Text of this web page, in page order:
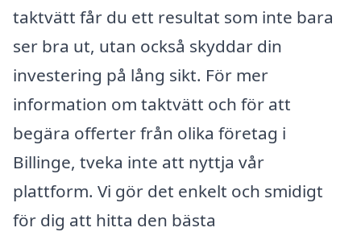
taktvätt får du ett resultat som inte bara
ser bra ut, utan också skyddar din
investering på lång sikt. För mer
information om taktvätt och för att
begära offerter från olika företag i
Billinge, tveka inte att nyttja vår
plattform. Vi gör det enkelt och smidigt
för dig att hitta den bästa